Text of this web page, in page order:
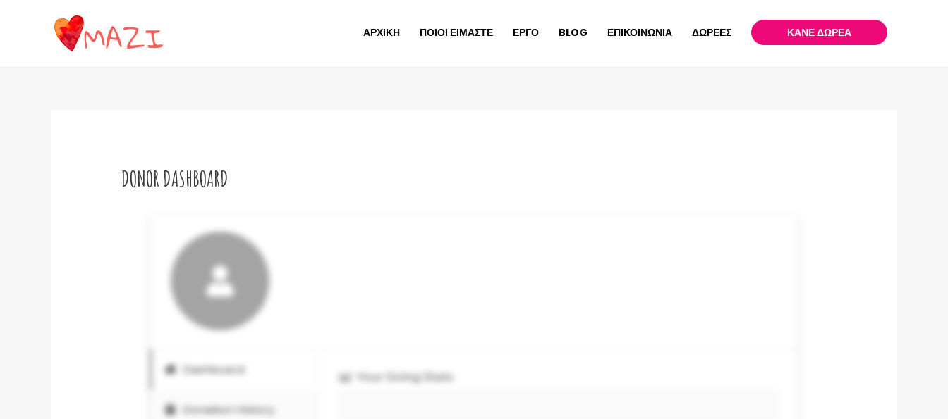
περιεχόμενο
ΑΡΧΙΚΗ ΠΟΙΟΙ ΕΙΜΑΣΤΕ ΕΡΓΟ BLOG ΕΠΙΚΟΙΝΩΝΙΑ ΔΩΡΕΕΣ ΚΑΝΕ ΔΩΡΕΑ
DONOR DASHBOARD